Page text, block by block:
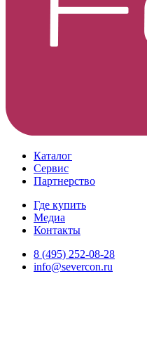
Каталог
Сервис
Партнерство
Где купить
Медиа
Контакты
8 (495) 252-08-28
info@severcon.ru